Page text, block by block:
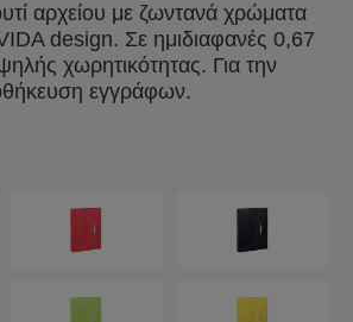
αρχείου με ζωντανά χρώματα
design. Σε ημιδιαφανές 0,67
χωρητικότητας. Για την
εγγράφων.